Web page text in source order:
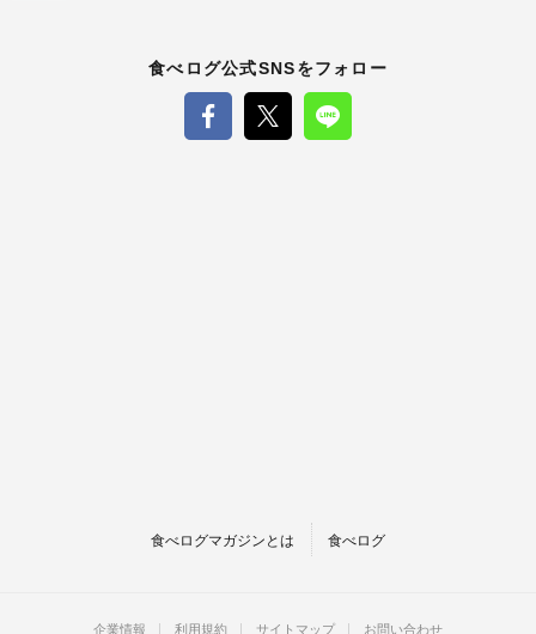
食べログ公式SNSをフォロー
食べログマガジンとは 食べログ
企業情報 利用規約 サイトマップ お問い合わせ